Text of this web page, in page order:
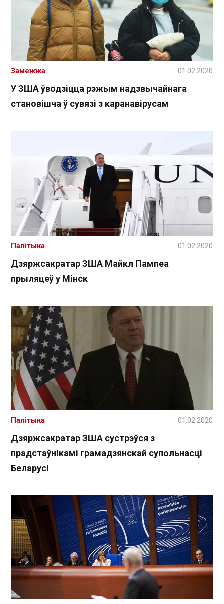
У ЗША ўводзіцца рэжым надзвычайнага
становішча ў сувязі з каранавірусам
Замежжа 01.02.2020
Дзяржсакратар ЗША Майкл Пампеа
прыляцеў у Мінск
Палітыка 01.02.2020
Дзяржсакратар ЗША сустрэўся з
прадстаўнікамі грамадзянскай супольнасці
Беларусі
Палітыка 01.02.2020